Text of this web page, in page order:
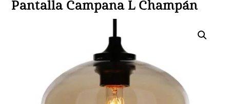
Pantalla Campana L Champán